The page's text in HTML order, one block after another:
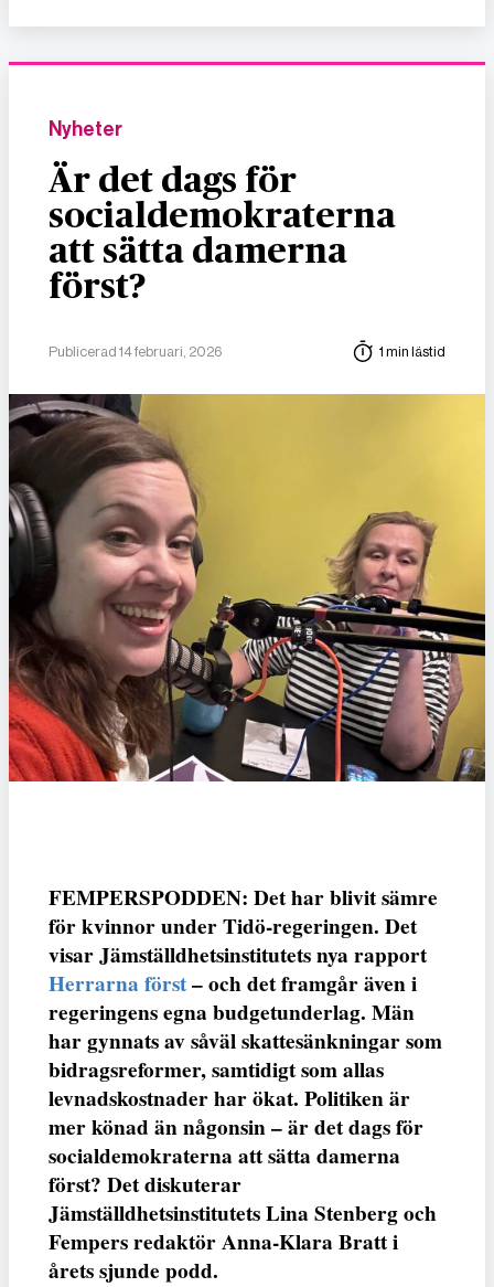
Nyheter
Är det dags för
socialdemokraterna
att sätta damerna
först?
Publicerad 14 februari, 2026 1 min lästid
FEMPERSPODDEN: Det har blivit sämre
för kvinnor under Tidö-regeringen. Det
visar Jämställdhetsinstitutets nya rapport
Herrarna först– och det framgår även i
regeringens egna budgetunderlag. Män
har gynnats av såväl skattesänkningar som
bidragsreformer, samtidigt som allas
levnadskostnader har ökat. Politiken är
mer könad än någonsin – är det dags för
socialdemokraterna att sätta damerna
först? Det diskuterar
Jämställdhetsinstitutets Lina Stenberg och
Fempers redaktör Anna-Klara Bratt i
årets sjunde podd.